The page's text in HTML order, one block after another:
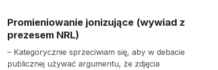
Promieniowanie jonizujące (wywiad z
prezesem NRL)
– Kategorycznie sprzeciwiam się, aby w debacie
publicznej używać argumentu, że zdjęcia